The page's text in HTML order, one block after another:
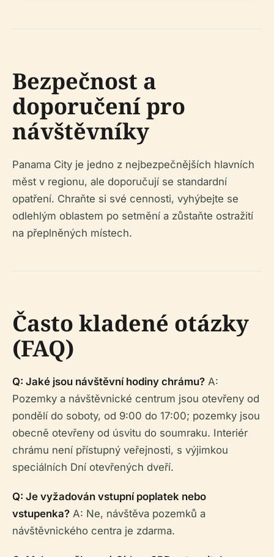
Bezpečnost a
doporučení pro
návštěvníky
Panama City je jedno z nejbezpečnějších hlavních
měst v regionu, ale doporučují se standardní
opatření. Chraňte si své cennosti, vyhýbejte se
odlehlým oblastem po setmění a zůstaňte ostražití
na přeplněných místech.
Často kladené otázky
(FAQ)
Q: Jaké jsou návštěvní hodiny chrámu? A:
Pozemky a návštěvnické centrum jsou otevřeny od
pondělí do soboty, od 9:00 do 17:00; pozemky jsou
obecně otevřeny od úsvitu do soumraku. Interiér
chrámu není přístupný veřejnosti, s výjimkou
speciálních Dní otevřených dveří.
Q: Je vyžadován vstupní poplatek nebo
vstupenka? A: Ne, návštěva pozemků a
návštěvnického centra je zdarma.